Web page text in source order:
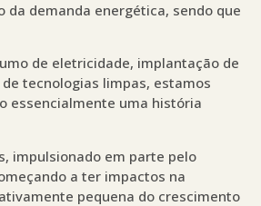
demanda energética, sendo que
de eletricidade, implantação de
tecnologias limpas, estamos
essencialmente uma história
impulsionado em parte pelo
a ter impactos na
pequena do crescimento